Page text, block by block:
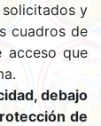
solicitados y
cuadros de
que
debajo
de